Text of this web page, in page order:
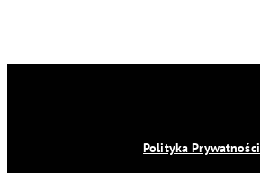
Polityka Prywatności